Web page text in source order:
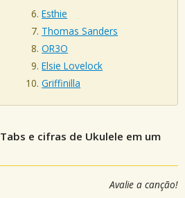
Esthie
Thomas Sanders
OR3O
Elsie Lovelock
Griffinilla
Tabs e cifras de Ukulele em um
Avalie a canção!